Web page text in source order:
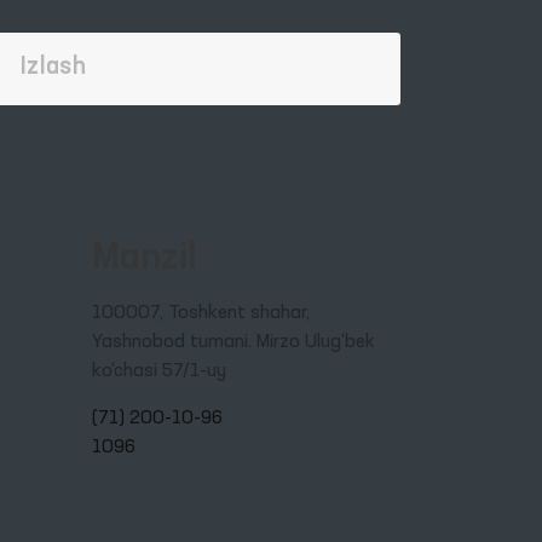
100007, Toshkent shahar,
Yashnobod tumani. Mirzo Ulug‘bek
ko‘chasi 57/1-uy
(71) 200-10-96
1096